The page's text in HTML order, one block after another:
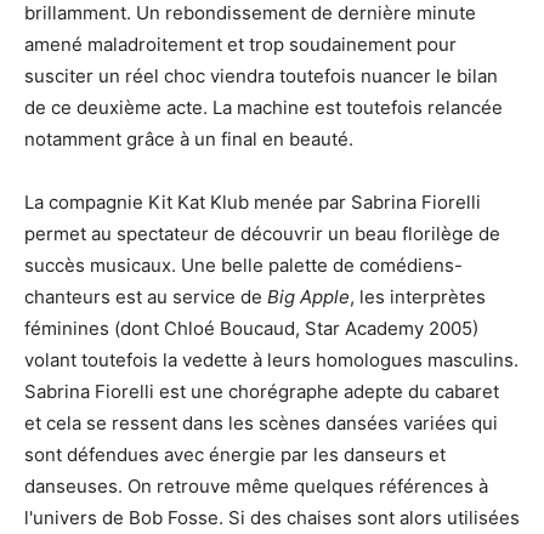
brillamment. Un rebondissement de dernière minute
amené maladroitement et trop soudainement pour
susciter un réel choc viendra toutefois nuancer le bilan
de ce deuxième acte. La machine est toutefois relancée
notamment grâce à un final en beauté.
La compagnie Kit Kat Klub menée par Sabrina Fiorelli
permet au spectateur de découvrir un beau florilège de
succès musicaux. Une belle palette de comédiens-
chanteurs est au service de Big Apple, les interprètes
féminines (dont Chloé Boucaud, Star Academy 2005)
volant toutefois la vedette à leurs homologues masculins.
Sabrina Fiorelli est une chorégraphe adepte du cabaret
et cela se ressent dans les scènes dansées variées qui
sont défendues avec énergie par les danseurs et
danseuses. On retrouve même quelques références à
l'univers de Bob Fosse. Si des chaises sont alors utilisées